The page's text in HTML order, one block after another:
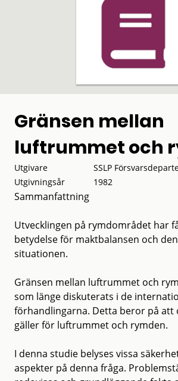
Gränsen mellan
luftrummet och
Utgivare
SSLP
Utgivningsår
1982
Sammanfattning
Utvecklingen på rymdområdet har
betydelse för maktbalansen och
situationen.
Gränsen mellan luftrummet och
som länge diskuterats i de
förhandlingarna. Detta beror på att
gäller för luftrummet och rymden.
I denna studie belyses vissa
aspekter på denna fråga.